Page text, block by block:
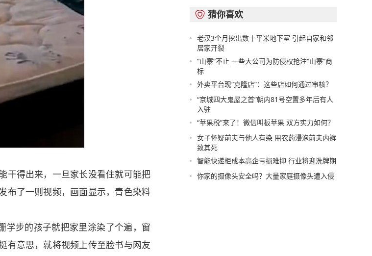
得出来，一旦家长没看住就可能把
布了一则视频，画面显示，青色染料
步的孩子就把家里涂染了个遍，窗
有意思，就将视频上传至脸书与网友
 猜你喜欢
老汉3个月挖出数十平米地下室 引起自家和邻
居家开裂
“山寨”不止 一些大公司为防侵权抢注“山寨”商
标
外卖平台现“克隆店”：这些店如何通过审核？
“京城四大鬼屋之首”朝内81号空置多年后有人
入驻
“苹果税”来了！微信叫板苹果 双方实力如何？
女子怀疑前夫与他人有染 用农药浸泡前夫内裤
致其死
智能快递柜成本高企亏损难抑 行业将迎洗牌期
你家的摄像头安全吗？大量家庭摄像头遭入侵